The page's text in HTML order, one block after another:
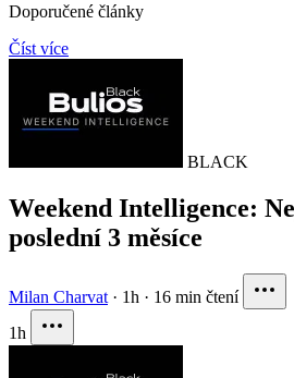
Doporučené články
Číst více
BLACK
Weekend Intelligence:
poslední 3 měsíce
Milan Charvat · 1h · 16 min čtení
1h